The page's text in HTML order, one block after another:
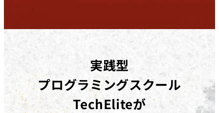
実践型
プログラミングスクール
TechEliteが